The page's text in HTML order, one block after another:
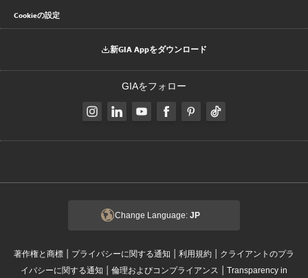
Cookieの設定
新GIA Appをダウンロード
GIAをフォロー
Change Language: JP
著作権と商標 | プライバシーに関する通知 | 利用規約 | クライアントのプラ
イバシーに関する通知 | 倫理およびコンプライアンス | Transparency in